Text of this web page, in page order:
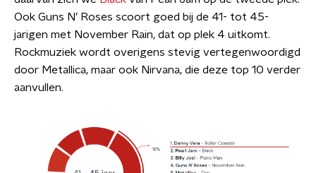
Ook Guns N’ Roses scoort goed bij de 41- tot 45-
jarigen met November Rain, dat op plek 4 uitkomt.
Rockmuziek wordt overigens stevig vertegenwoordigd
door Metallica, maar ook Nirvana, die deze top 10 verder
aanvullen.